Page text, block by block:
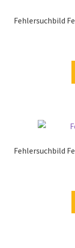
Fehlersuchbild
Fehlersuchbild